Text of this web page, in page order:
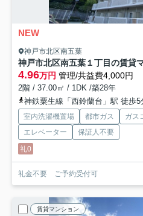
NEW
神戸市北区南五葉
神戸市北区南五葉１丁目の賃貸
4.96万円 管理/共益費4,000円
2階 / 37.00㎡ / 1DK /築28年
神鉄粟生線「西鈴蘭台」駅 徒歩5
室内洗濯機置場 都市ガス ガス
エレベーター
保証人不要
礼0
礼金不要 ご予約受付可
賃貸マンション